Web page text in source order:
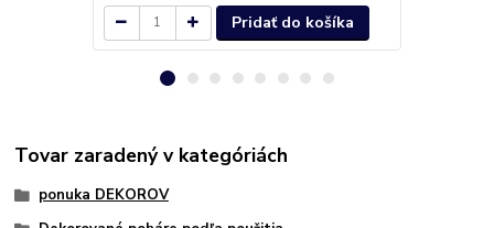
Pridať do košíka
Tovar zaradený v kategóriách
ponuka DEKOROV